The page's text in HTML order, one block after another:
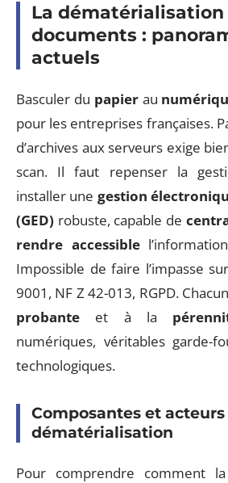
La dématérialisation
documents :
actuels
Basculer du papierau
pour les entreprises françaises.
d’archives aux serveurs exige
scan. Il faut repenser la
installer une gestion
(GED) robuste, capable de
rendre accessible
Impossible de faire l’impasse
9001, NF Z 42-013, RGPD.
probante et à la
numériques, véritables garde-
technologiques.
Composantes et acteurs
dématérialisation
Pour comprendre comment la